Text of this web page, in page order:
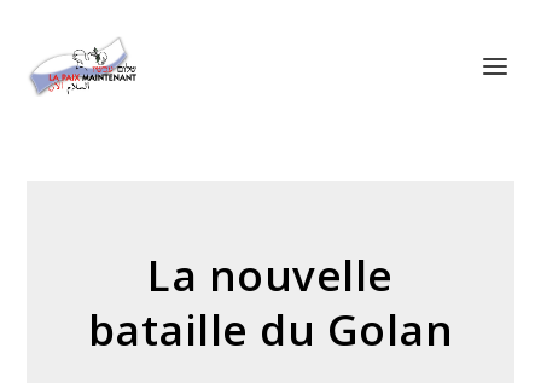
La nouvelle
bataille du Golan